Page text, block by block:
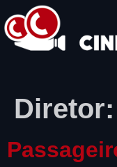
Diretor: